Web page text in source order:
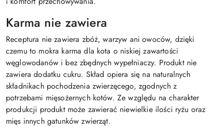
Karma nie zawiera
Receptura nie zawiera zbóż, warzyw ani owoców, dzięki
czemu to mokra karma dla kota o niskiej zawartości
węglowodanów i bez zbędnych wypełniaczy. Produkt nie
zawiera dodatku cukru. Skład opiera się na naturalnych
składnikach pochodzenia zwierzęcego, zgodnych z
potrzebami mięsożernych kotów. Ze względu na charakter
produkcji produkt może zawierać niewielkie ilości ryżu oraz
mięs innych gatunków zwierząt.